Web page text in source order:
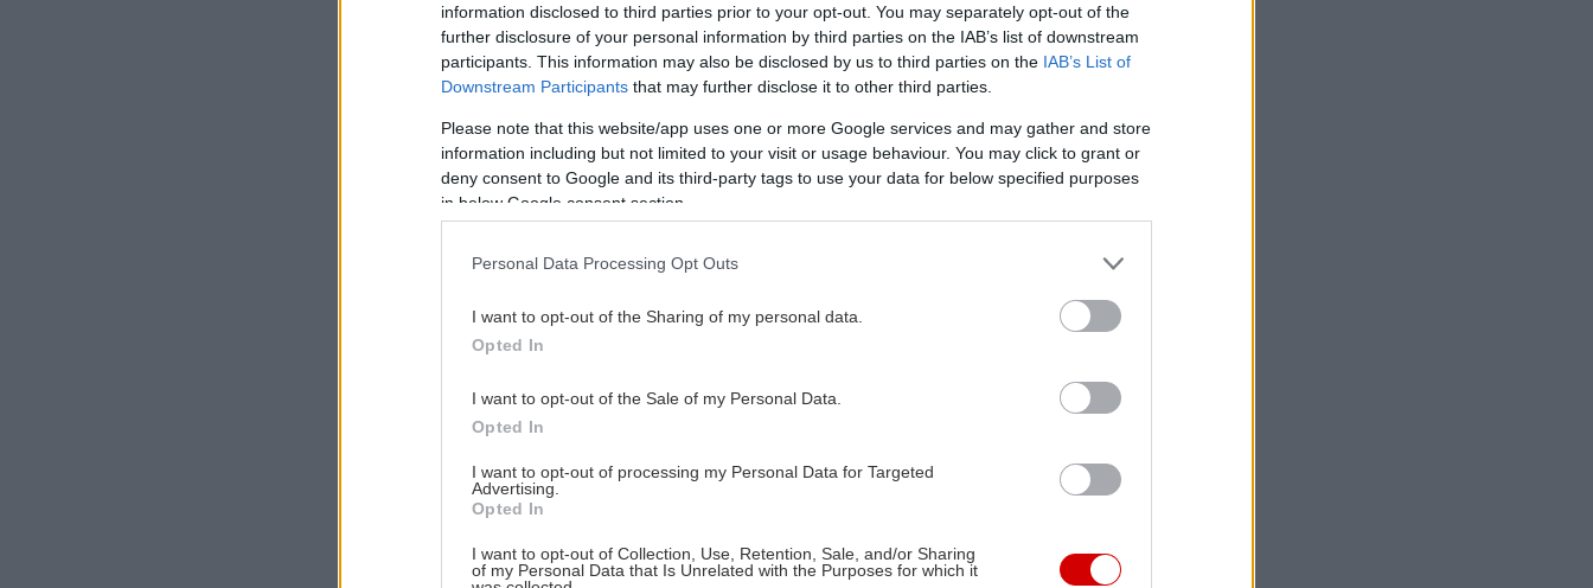
information disclosed to third parties prior to your opt-out. You may separately opt-out of the
further disclosure of your personal information by third parties on the IAB’s list of downstream
participants. This information may also be disclosed by us to third parties on the IAB’s List of
Downstream Participants that may further disclose it to other third parties.
Please note that this website/app uses one or more Google services and may gather and store
information including but not limited to your visit or usage behaviour. You may click to grant or
deny consent to Google and its third-party tags to use your data for below specified purposes
in below Google consent section.
Personal Data Processing Opt Outs
I want to opt-out of the Sharing of my personal data.
Opted In
I want to opt-out of the Sale of my Personal Data.
Opted In
I want to opt-out of processing my Personal Data for Targeted
Advertising.
Opted In
I want to opt-out of Collection, Use, Retention, Sale, and/or Sharing
of my Personal Data that Is Unrelated with the Purposes for which it